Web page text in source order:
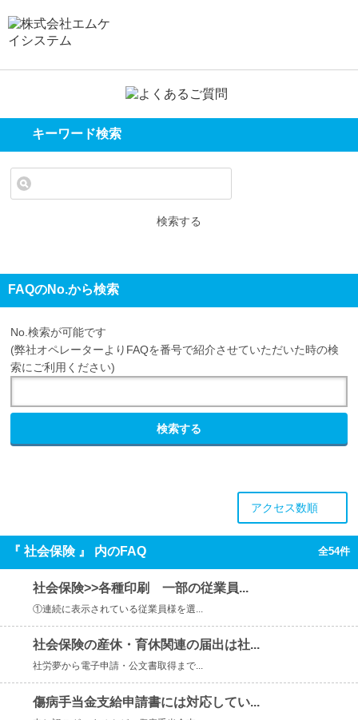
キーワード検索
検索する
FAQのNo.から検索
No.検索が可能です
(弊社オペレーターよりFAQを番号で紹介させていただいた時の検
索にご利用ください)
検索する
アクセス数順
『 社会保険 』 内のFAQ 全54件
社会保険>>各種印刷 一部の従業員...
①連続に表示されている従業員様を選...
社会保険の産休・育休関連の届出は社...
社労夢から電子申請・公文書取得まで...
傷病手当金支給申請書には対応してい...